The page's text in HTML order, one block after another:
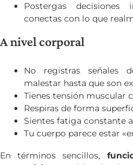
Postergas decisiones
conectas con lo que
A nivel corporal
No registras señales
malestar hasta que son
Tienes tensión muscular
Respiras de forma
Sientes fatiga constante
Tu cuerpo parece estar
En términos sencillos,